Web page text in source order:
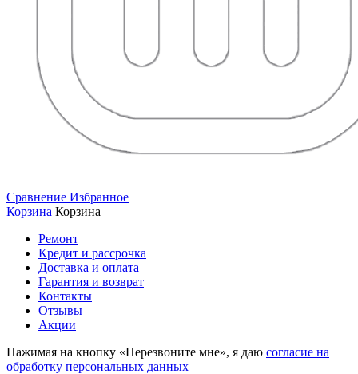
Сравнение Избранное
Корзина Корзина
Ремонт
Кредит и рассрочка
Доставка и оплата
Гарантия и возврат
Контакты
Отзывы
Акции
Нажимая на кнопку «Перезвоните мне», я даю согласие на
обработку персональных данных